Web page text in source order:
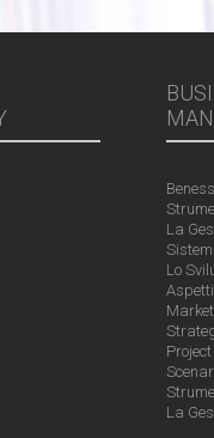
La
Lo
La